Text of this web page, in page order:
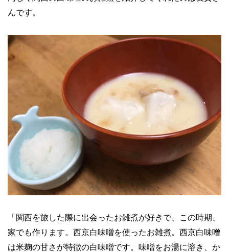
んです。
「関西を旅した際に出会ったお雑煮が好きで、この時期、
家でも作ります。西京白味噌を使ったお雑煮。西京白味噌
は米麹の甘さが特徴の白味噌です。味噌をお湯に溶き、か